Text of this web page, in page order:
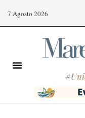
7 Agosto 2026
#